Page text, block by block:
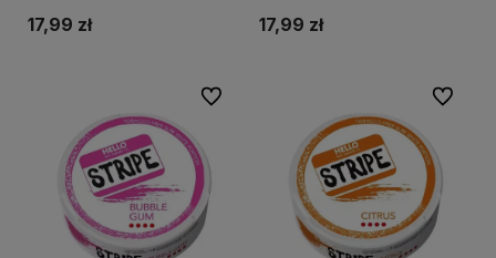
17,99 zł 17,99 zł
Do ulubionych Do